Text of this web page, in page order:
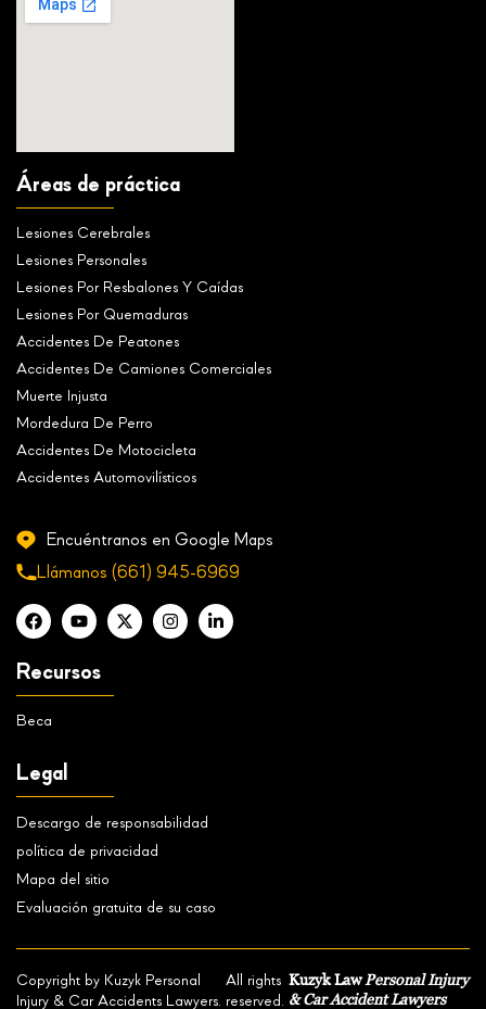
Áreas de práctica
Lesiones Cerebrales
Lesiones Personales
Lesiones Por Resbalones Y Caídas
Lesiones Por Quemaduras
Accidentes De Peatones
Accidentes De Camiones Comerciales
Muerte Injusta
Mordedura De Perro
Accidentes De Motocicleta
Accidentes Automovilísticos
Encuéntranos en Google Maps
Llámanos(661) 945-6969
Recursos
Beca
Legal
Descargo de responsabilidad
política de privacidad
Mapa del sitio
Evaluación gratuita de su caso
Copyright by Kuzyk Personal
Injury & Car Accidents Lawyers.
All rights
reserved.
Kuzyk LawPersonal Injury
& Car Accident Lawyers